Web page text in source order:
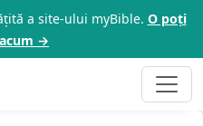
a site-ului myBible. O poți
→